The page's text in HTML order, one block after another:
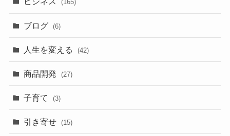
(165)
ブログ (6)
人生を変える (42)
商品開発 (27)
子育て (3)
引き寄せ (15)